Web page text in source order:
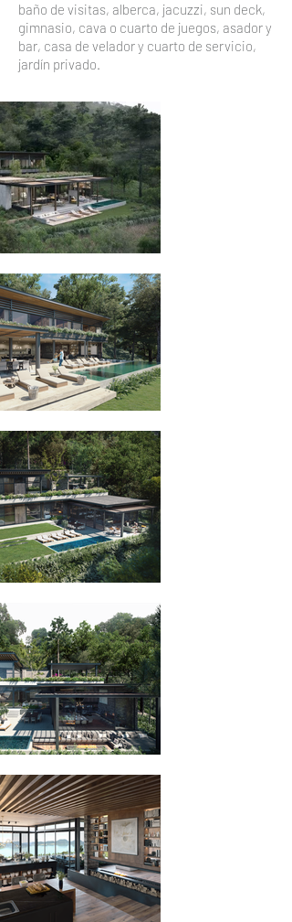
baño de visitas, alberca, jacuzzi, sun deck,
gimnasio, cava o cuarto de juegos, asador y
bar, casa de velador y cuarto de servicio,
jardín privado.